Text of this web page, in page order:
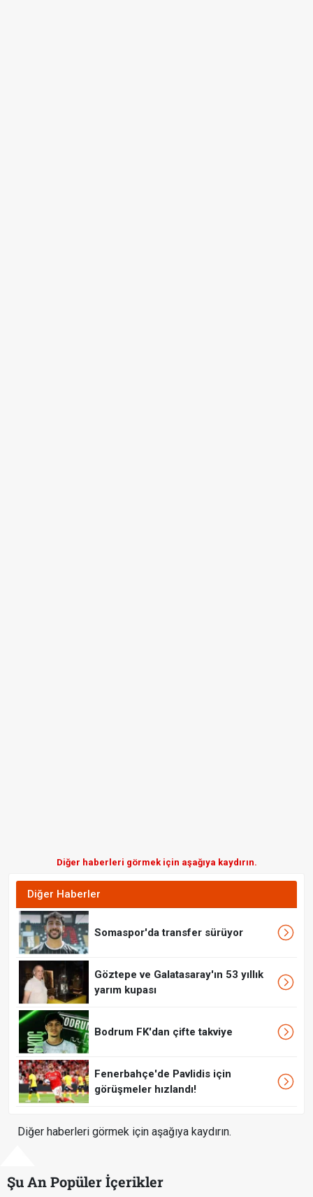
Diğer haberleri görmek için aşağıya kaydırın.
Diğer Haberler
Somaspor'da transfer sürüyor
Göztepe ve Galatasaray'ın 53 yıllık
yarım kupası
Bodrum FK'dan çifte takviye
Fenerbahçe'de Pavlidis için
görüşmeler hızlandı!
Diğer haberleri görmek için aşağıya kaydırın.
Şu An Popüler İçerikler